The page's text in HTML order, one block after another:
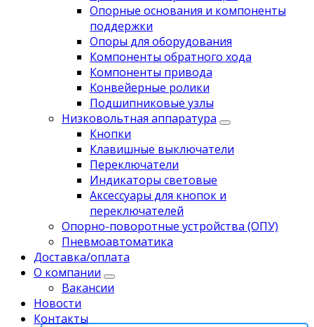
Опорные основания и компоненты
поддержки
Опоры для оборудования
Компоненты обратного хода
Компоненты привода
Koнвейерныe pолики
Подшипниковые узлы
Низковольтная аппаратура
Кнопки
Клавишные выключатели
Переключатели
Индикаторы световые
Аксессуары для кнопок и
переключателей
Опорно-поворотные устройства (ОПУ)
Пневмоавтоматика
Доставка/оплата
О компании
Вакансии
Новости
Контакты